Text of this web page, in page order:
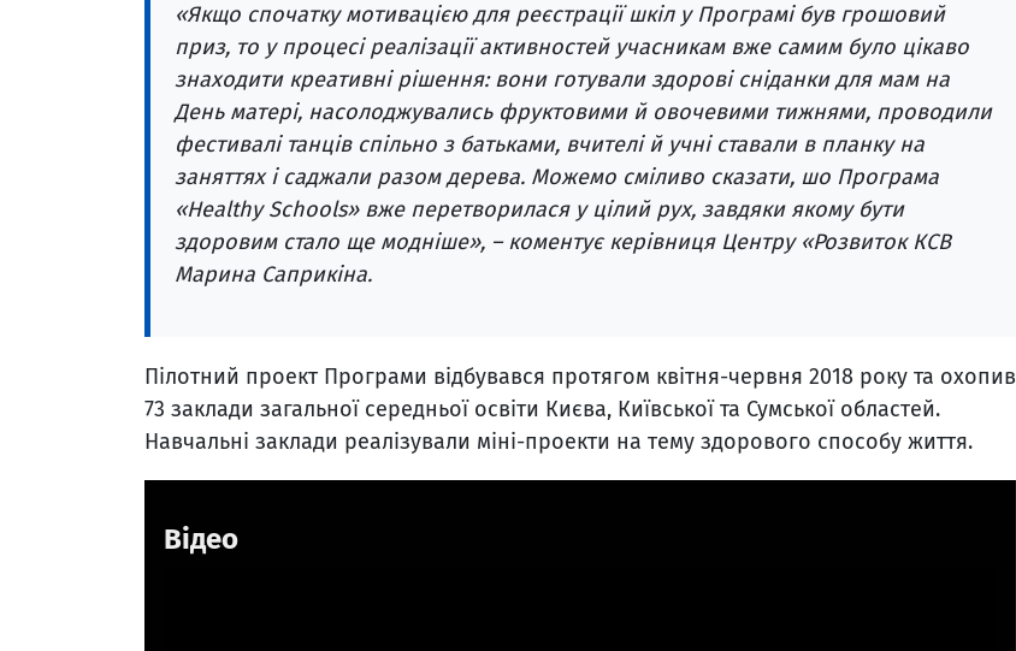
«Якщо спочатку мотивацією для реєстрації шкіл у Програмі був грошовий
приз, то у процесі реалізації активностей учасникам вже самим було цікаво
знаходити креативні рішення: вони готували здорові сніданки для мам на
День матері, насолоджувались фруктовими й овочевими тижнями, проводили
фестивалі танців спільно з батьками, вчителі й учні ставали в планку на
заняттях і саджали разом дерева. Можемо сміливо сказати, шо Програма
«Healthy Schools» вже перетворилася у цілий рух, завдяки якому бути
здоровим стало ще модніше», – коментує керівниця Центру «Розвиток КСВ
Марина Саприкіна.
Пілотний проект Програми відбувався протягом квітня-червня 2018 року та охопив
73 заклади загальної середньої освіти Києва, Київської та Сумської областей.
Навчальні заклади реалізували міні-проекти на тему здорового способу життя.
Відео